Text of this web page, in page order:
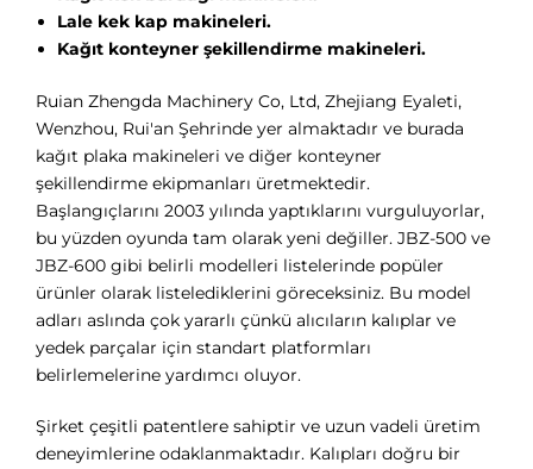
Lale kek kap makineleri.
Kağıt konteyner şekillendirme makineleri.
Ruian Zhengda Machinery Co, Ltd, Zhejiang Eyaleti,
Wenzhou, Rui'an Şehrinde yer almaktadır ve burada
kağıt plaka makineleri ve diğer konteyner
şekillendirme ekipmanları üretmektedir.
Başlangıçlarını 2003 yılında yaptıklarını vurguluyorlar,
bu yüzden oyunda tam olarak yeni değiller. JBZ-500 ve
JBZ-600 gibi belirli modelleri listelerinde popüler
ürünler olarak listelediklerini göreceksiniz. Bu model
adları aslında çok yararlı çünkü alıcıların kalıplar ve
yedek parçalar için standart platformları
belirlemelerine yardımcı oluyor.
Şirket çeşitli patentlere sahiptir ve uzun vadeli üretim
deneyimlerine odaklanmaktadır. Kalıpları doğru bir